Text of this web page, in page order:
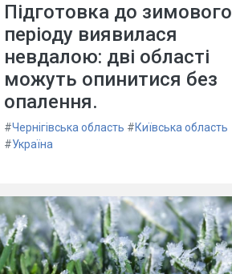
Підготовка до зимового
періоду виявилася
невдалою: дві області
можуть опинитися без
опалення.
#Чернігівська область #Київська область
#Україна